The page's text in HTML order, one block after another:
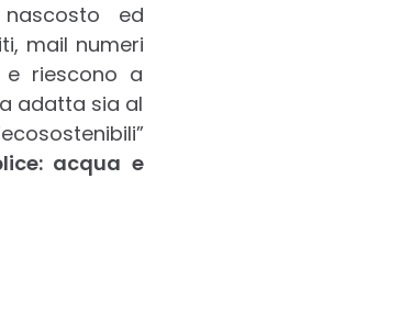
ed
mail numeri
riescono a
adatta sia al
acqua e